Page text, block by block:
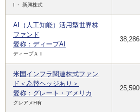
l ・ 新興株式
AI（人工知能）活用型世界株
ファンド
愛称：ディープAI
ディープＡＩ
38,286
米国インフラ関連株式ファン
ド＜為替ヘッジあり＞
愛称：グレート・アメリカ
グレアメH有
25,590